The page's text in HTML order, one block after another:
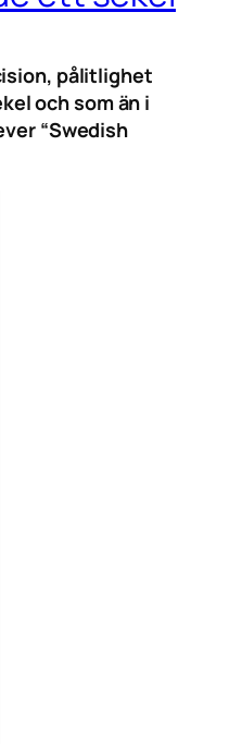
pålitlighet
och som än i
“Swedish